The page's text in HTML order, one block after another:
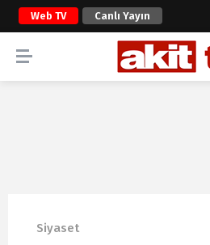
Web TV Canlı Yayın
Siyaset